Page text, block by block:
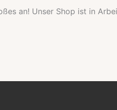
an! Unser Shop ist in